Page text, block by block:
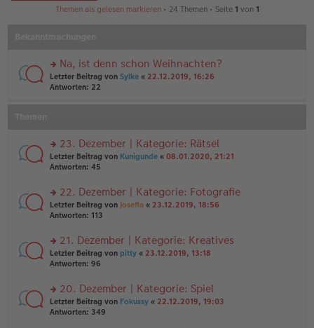
Themen als gelesen markieren• 24 Themen • Seite 1 von 1
rs
te
es
e
n
B
ei
tr
Na, ist denn schon Weihnachten?
Letzter Beitrag von Sylke « 22.12.2019, 16:26
Antworten: 22
rs
te
n
g
el
e
n
er
tr
a
g
23. Dezember | Kategorie: Rätsel
Letzter Beitrag von Kunigunde « 08.01.2020, 21:21
Antworten: 45
rs
te
n
g
el
e
n
er
22. Dezember | Kategorie: Fotografie
Letzter Beitrag von Josefia « 23.12.2019, 18:56
Antworten: 113
rs
te
n
g
el
21. Dezember | Kategorie: Kreatives
Letzter Beitrag von pitty « 23.12.2019, 13:18
Antworten: 96
rs
te
20. Dezember | Kategorie: Spiel
Letzter Beitrag von Fokussy « 22.12.2019, 19:03
Antworten: 349